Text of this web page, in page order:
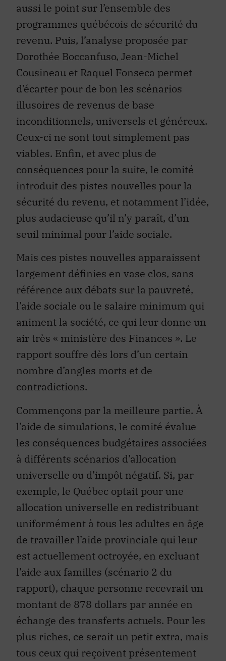
aussi le point sur l’ensemble des
programmes québécois de sécurité du
revenu. Puis, l’analyse proposée par
Dorothée Boccanfuso, Jean-Michel
Cousineau et Raquel Fonseca permet
d’écarter pour de bon les scénarios
illusoires de revenus de base
inconditionnels, universels et généreux.
Ceux-ci ne sont tout simplement pas
viables. Enfin, et avec plus de
conséquences pour la suite, le comité
introduit des pistes nouvelles pour la
sécurité du revenu, et notamment l’idée,
plus audacieuse qu’il n’y paraît, d’un
seuil minimal pour l’aide sociale.
Mais ces pistes nouvelles apparaissent
largement définies en vase clos, sans
référence aux débats sur la pauvreté,
l’aide sociale ou le salaire minimum qui
animent la société, ce qui leur donne un
air très « ministère des Finances ». Le
rapport souffre dès lors d’un certain
nombre d’angles morts et de
contradictions.
Commençons par la meilleure partie. À
l’aide de simulations, le comité évalue
les conséquences budgétaires associées
à différents scénarios d’allocation
universelle ou d’impôt négatif. Si, par
exemple, le Québec optait pour une
allocation universelle en redistribuant
uniformément à tous les adultes en âge
de travailler l’aide provinciale qui leur
est actuellement octroyée, en excluant
l’aide aux familles (scénario 2 du
rapport), chaque personne recevrait un
montant de 878 dollars par année en
échange des transferts actuels. Pour les
plus riches, ce serait un petit extra, mais
tous ceux qui reçoivent présentement